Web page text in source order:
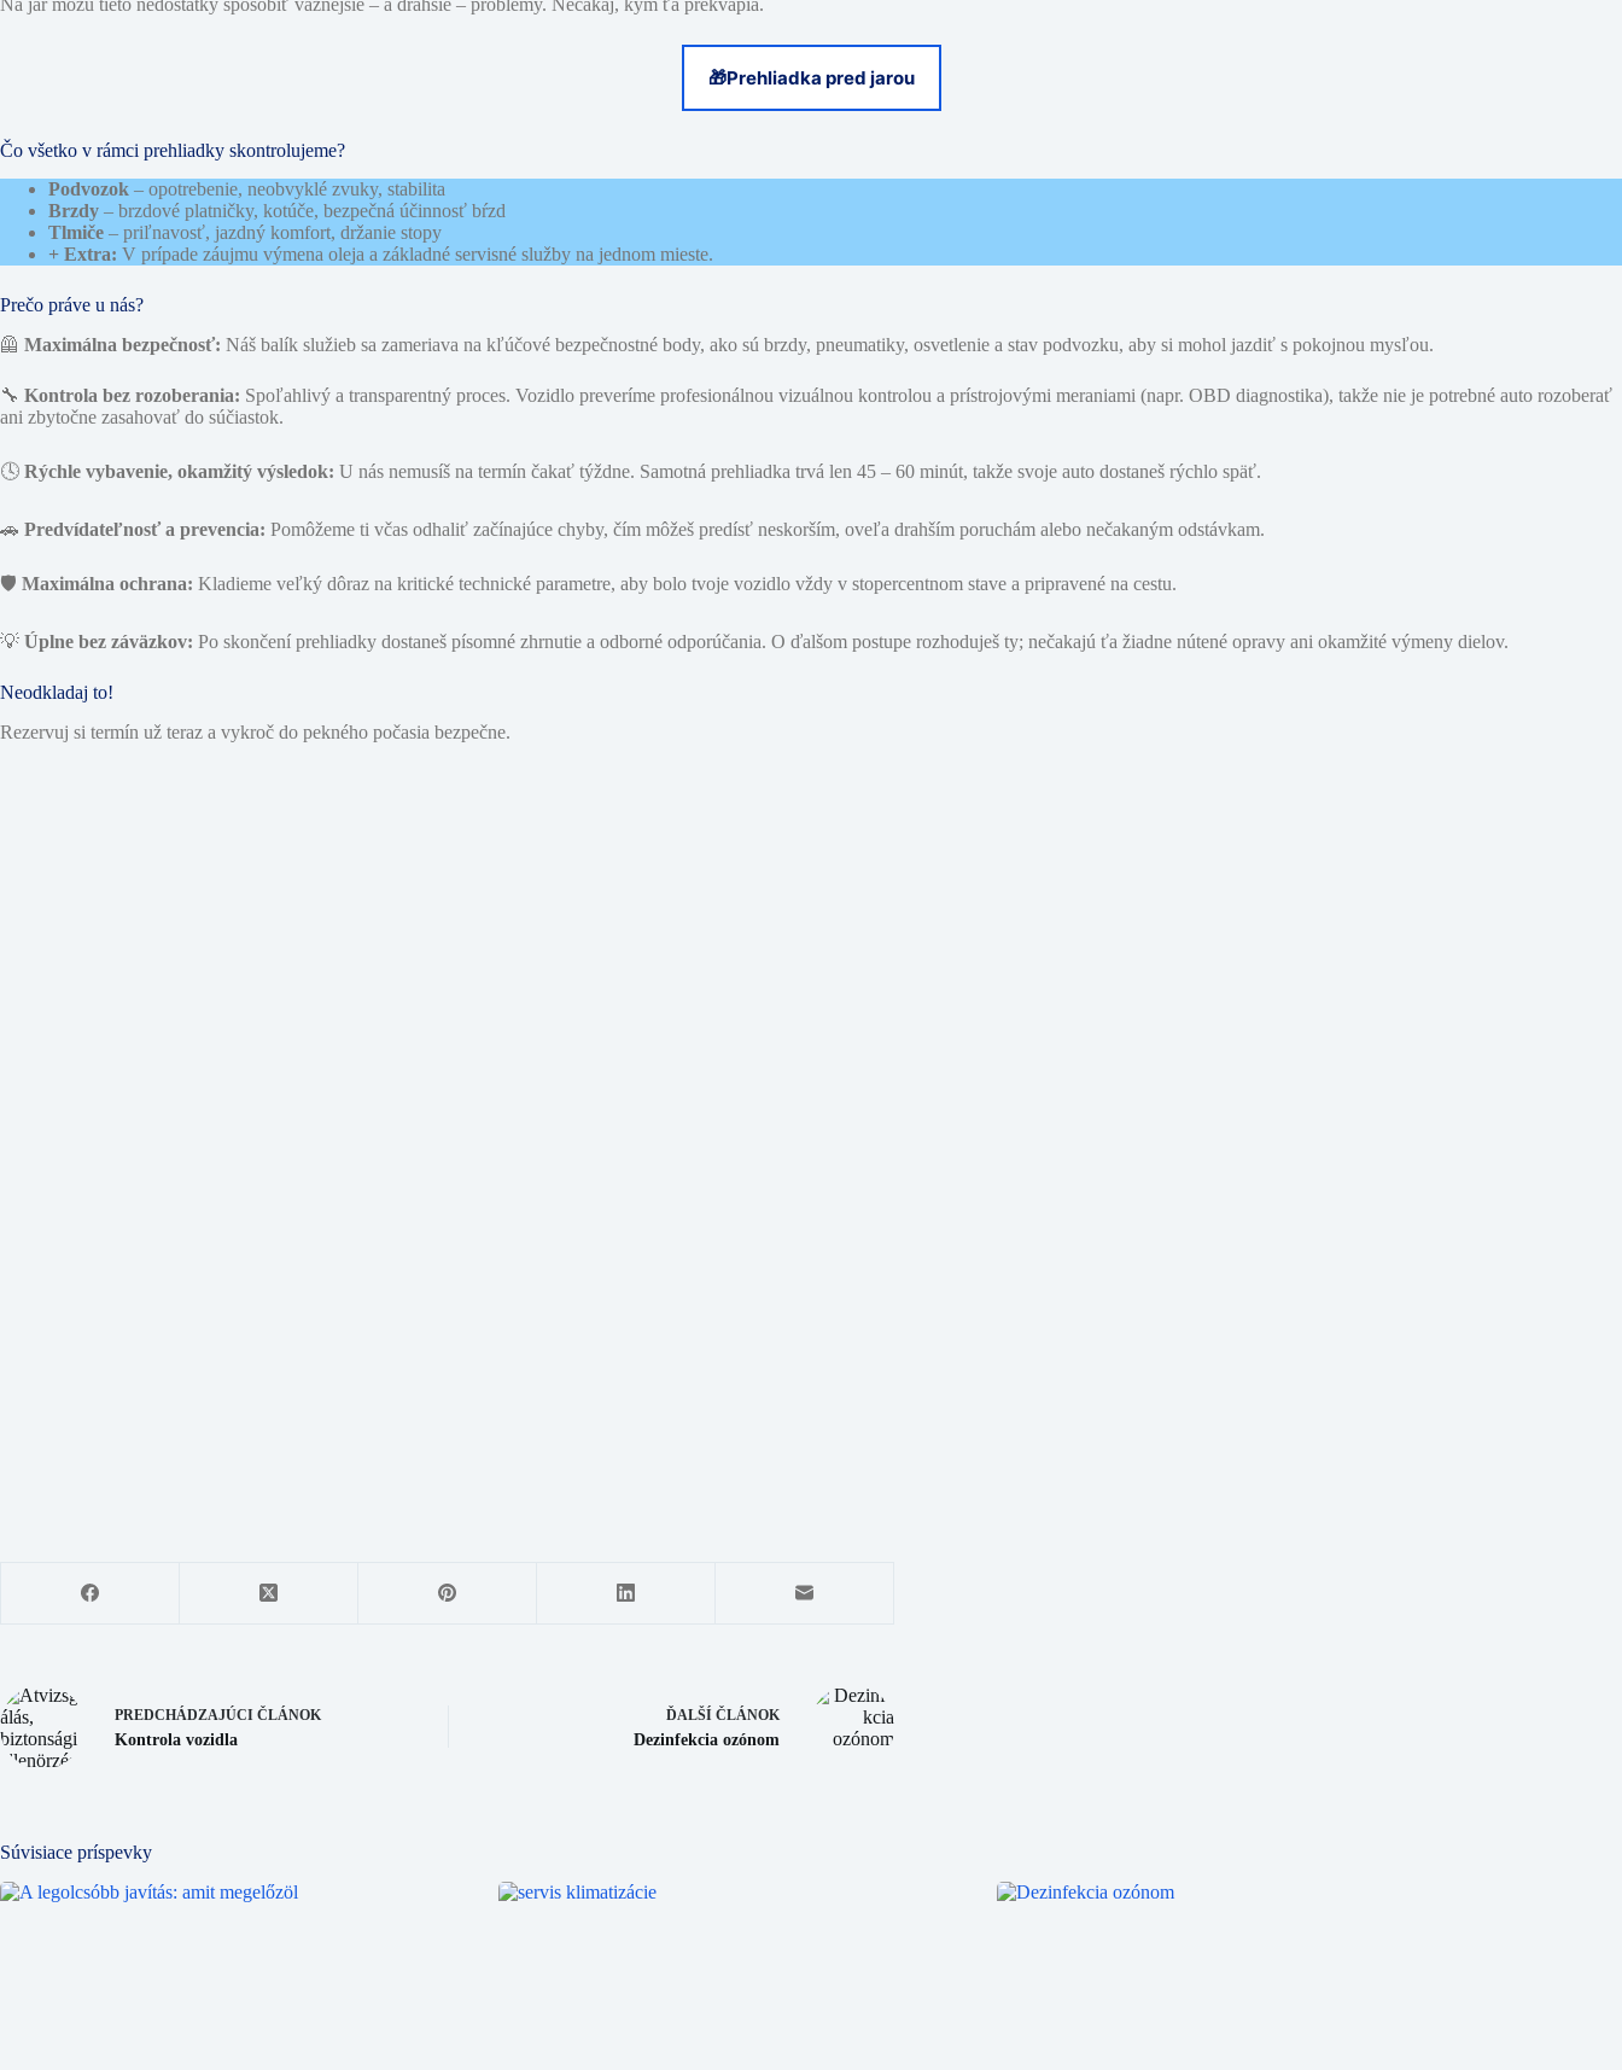
🎁Prehliadka pred jarou
Čo všetko v rámci prehliadky skontrolujeme?
Podvozok – opotrebenie, neobvyklé zvuky, stabilita
Brzdy – brzdové platničky, kotúče, bezpečná účinnosť bŕzd
Tlmiče – priľnavosť, jazdný komfort, držanie stopy
+ Extra: V prípade záujmu výmena oleja a základné servisné služby na jednom mieste.
Prečo práve u nás?
🦺 Maximálna bezpečnosť: Náš balík služieb sa zameriava na kľúčové bezpečnostné body, ako sú brzdy, pneumatiky, osvetlenie a stav podvozku, aby si mohol jazdiť s pokojnou mysľou.
🔧 Kontrola bez rozoberania: Spoľahlivý a transparentný proces. Vozidlo preveríme profesionálnou vizuálnou kontrolou a prístrojovými meraniami (napr. OBD diagnostika), takže nie je potrebné auto rozoberať
ani zbytočne zasahovať do súčiastok.
🕓 Rýchle vybavenie, okamžitý výsledok: U nás nemusíš na termín čakať týždne. Samotná prehliadka trvá len 45 – 60 minút, takže svoje auto dostaneš rýchlo späť.
🚗 Predvídateľnosť a prevencia: Pomôžeme ti včas odhaliť začínajúce chyby, čím môžeš predísť neskorším, oveľa drahším poruchám alebo nečakaným odstávkam.
🛡️ Maximálna ochrana: Kladieme veľký dôraz na kritické technické parametre, aby bolo tvoje vozidlo vždy v stopercentnom stave a pripravené na cestu.
💡 Úplne bez záväzkov: Po skončení prehliadky dostaneš písomné zhrnutie a odborné odporúčania. O ďalšom postupe rozhoduješ ty; nečakajú ťa žiadne nútené opravy ani okamžité výmeny dielov.
Neodkladaj to!
Rezervuj si termín už teraz a vykroč do pekného počasia bezpečne.
PREDCHÁDZAJÚCI ČLÁNOK
Kontrola vozidla
ĎALŠÍ ČLÁNOK
Dezinfekcia ozónom
Súvisiace príspevky